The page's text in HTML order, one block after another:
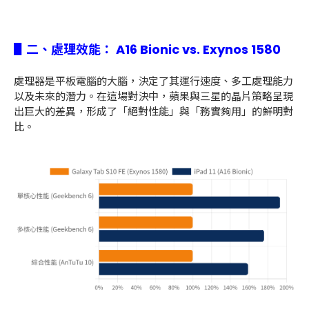
▋二、處理效能： A16 Bionic vs. Exynos 1580
處理器是平板電腦的大腦，決定了其運行速度、多工處理能力
以及未來的潛力。在這場對決中，蘋果與三星的晶片策略呈現
出巨大的差異，形成了「絕對性能」與「務實夠用」的鮮明對
比。